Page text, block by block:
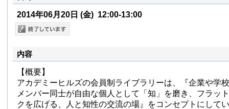
2014年06月20日 (金) 12:00-13:00
内容
【概要】
アカデミーヒルズの会員制ライブラリーは、『企業や学
メンバー同士が自由な個人として「知」を磨き、フラッ
クを広げる、人と知性の交流の場』をコンセプトにして